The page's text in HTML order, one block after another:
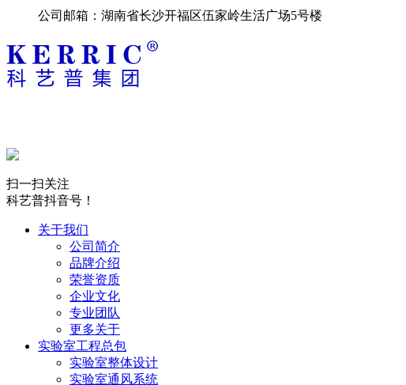
公司邮箱：湖南省长沙开福区伍家岭生活广场5号楼
扫一扫关注
科艺普抖音号！
关于我们
公司简介
品牌介绍
荣誉资质
企业文化
专业团队
更多关于
实验室工程总包
实验室整体设计
实验室通风系统